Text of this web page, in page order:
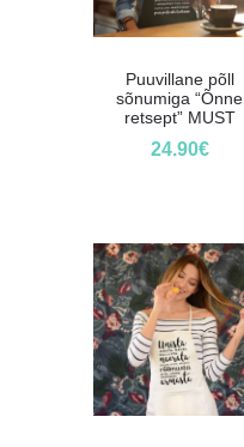
Puuvillane põll
sõnumiga “Õnne
retsept” MUST
24.90€